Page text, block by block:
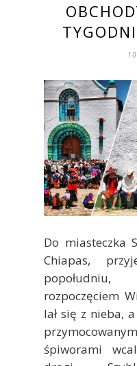
Do miasteczka
Chiapas,
rozpoczęciem
lał się z nieba,
śpiworami